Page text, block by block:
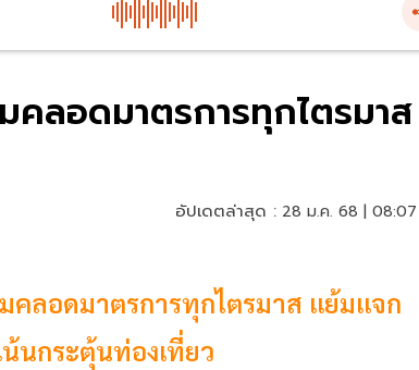
ลอดมาตรการทุกไตรมาส
อัปเดตล่าสุด : 28 ม.ค. 68 |
คลอดมาตรการทุกไตรมาส แย้มแจก
น้นกระตุ้นท่องเที่ยว